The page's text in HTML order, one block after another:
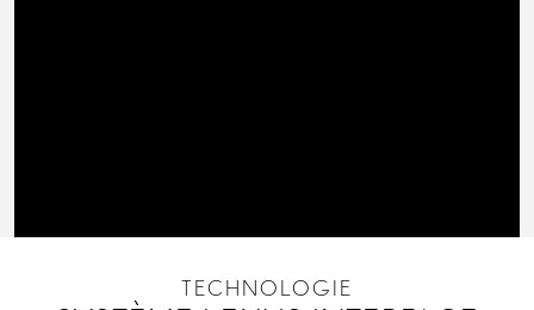
TECHNOLOGIE